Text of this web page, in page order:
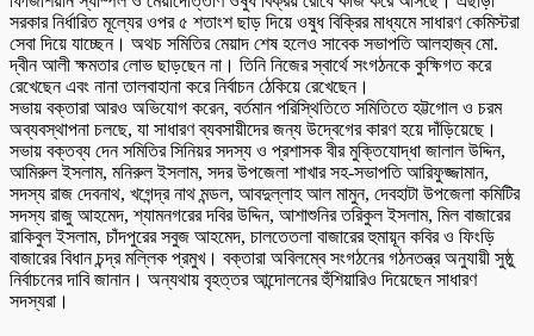
সরকার নির্ধারিত মূল্যের ওপর ৫ শতাংশ ছাড় দিয়ে ওষুধ বিক্রির মাধ্যমে সাধারণ কেমিস্টরা
সেবা দিয়ে যাচ্ছেন। অথচ সমিতির মেয়াদ শেষ হলেও সাবেক সভাপতি আলহাজ্ব মো.
দ্বীন আলী ক্ষমতার লোভ ছাড়ছেন না। তিনি নিজের স্বার্থে সংগঠনকে কুক্ষিগত করে
রেখেছেন এবং নানা তালবাহানা করে নির্বাচন ঠেকিয়ে রেখেছেন।
সভায় বক্তারা আরও অভিযোগ করেন, বর্তমান পরিস্থিতিতে সমিতিতে হট্টগোল ও চরম
অব্যবস্থাপনা চলছে, যা সাধারণ ব্যবসায়ীদের জন্য উদ্বেগের কারণ হয়ে দাঁড়িয়েছে।
সভায় বক্তব্য দেন সমিতির সিনিয়র সদস্য ও প্রশাসক বীর মুক্তিযোদ্ধা জালাল উদ্দিন,
আমিরুল ইসলাম, মনিরুল ইসলাম, সদর উপজেলা শাখার সহ-সভাপতি আরিফুজ্জামান,
সদস্য রাজ দেবনাথ, খগেন্দ্র নাথ মন্ডল, আবদুল্লাহ আল মামুন, দেবহাটা উপজেলা কমিটির
সদস্য রাজু আহমেদ, শ্যামনগরের দবির উদ্দিন, আশাশুনির তরিকুল ইসলাম, মিল বাজারের
রাকিবুল ইসলাম, চাঁদপুরের সবুজ আহমেদ, চালতেতলা বাজারের হুমায়ূন কবির ও ফিংড়ি
বাজারের বিধান চন্দ্র মল্লিক প্রমুখ। বক্তারা অবিলম্বে সংগঠনের গঠনতন্ত্র অনুযায়ী সুষ্ঠু
নির্বাচনের দাবি জানান। অন্যথায় বৃহত্তর আন্দোলনের হুঁশিয়ারিও দিয়েছেন সাধারণ
সদস্যরা।